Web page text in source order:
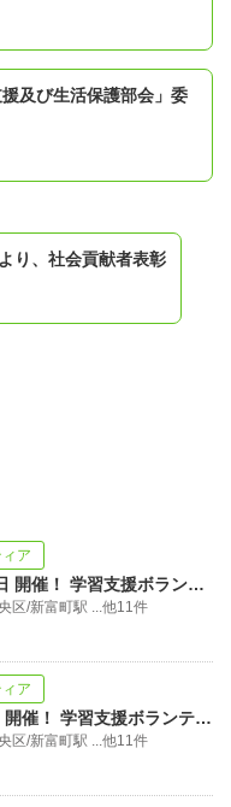
及び生活保護部会」委
り、社会貢献者表彰
ア
【都内数十カ所】8月22日 開催！ 学習支援ボランティア合同説明会＠オンライン
区/新富町駅 ...他11件
ア
【都内数十カ所】9月1日 開催！ 学習支援ボランティア合同説明会＠オンライン
区/新富町駅 ...他11件